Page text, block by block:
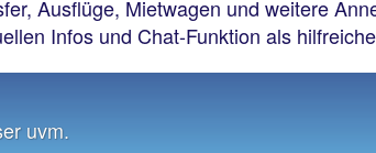
Ausflüge, Mietwagen und weitere
Infos und Chat-Funktion als
uvm.